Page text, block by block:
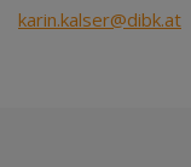
karin.kalser@dibk.at